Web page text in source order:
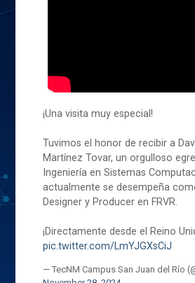
¡Una visita muy especial!
Tuvimos el honor de recibir a
Martínez Tovar, un orgulloso
Ingeniería en Sistemas
actualmente se desempeña
Designer y Producer en FRVR.
¡Directamente desde el Reino
pic.twitter.com/LmYJGXsCiJ
— TecNM Campus San Juan del Río